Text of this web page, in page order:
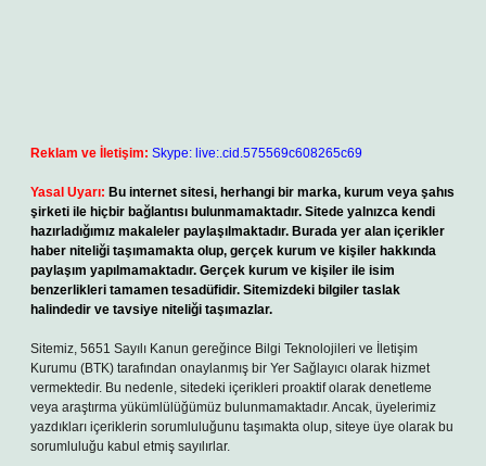
Reklam ve İletişim: Skype: live:.cid.575569c608265c69
Yasal Uyarı: Bu internet sitesi, herhangi bir marka, kurum veya şahıs
şirketi ile hiçbir bağlantısı bulunmamaktadır. Sitede yalnızca kendi
hazırladığımız makaleler paylaşılmaktadır. Burada yer alan içerikler
haber niteliği taşımamakta olup, gerçek kurum ve kişiler hakkında
paylaşım yapılmamaktadır. Gerçek kurum ve kişiler ile isim
benzerlikleri tamamen tesadüfidir. Sitemizdeki bilgiler taslak
halindedir ve tavsiye niteliği taşımazlar.
Sitemiz, 5651 Sayılı Kanun gereğince Bilgi Teknolojileri ve İletişim
Kurumu (BTK) tarafından onaylanmış bir Yer Sağlayıcı olarak hizmet
vermektedir. Bu nedenle, sitedeki içerikleri proaktif olarak denetleme
veya araştırma yükümlülüğümüz bulunmamaktadır. Ancak, üyelerimiz
yazdıkları içeriklerin sorumluluğunu taşımakta olup, siteye üye olarak bu
sorumluluğu kabul etmiş sayılırlar.